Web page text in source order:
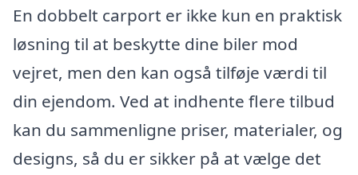
En dobbelt carport er ikke kun en praktisk
løsning til at beskytte dine biler mod
vejret, men den kan også tilføje værdi til
din ejendom. Ved at indhente flere tilbud
kan du sammenligne priser, materialer, og
designs, så du er sikker på at vælge det